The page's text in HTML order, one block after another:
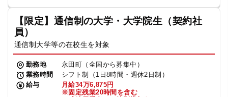
【限定】通信制の大学・大学院生（契約社
員）
通信制大学等の在校生を対象
勤務地
永田町（全国から募集中）
業務時間
シフト制（1日8時間・週休2日制）
給与
月給34万6,875円
※固定残業20時間を含む